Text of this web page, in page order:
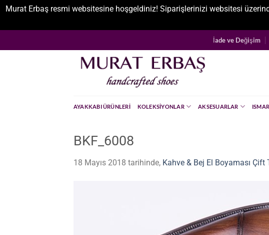
Murat Erbaş resmi websitesine hoşgeldiniz! Siparişlerinizi websitesi
atla
İade ve Değişim
AYAKKABI ÜRÜNLERI KOLEKSIYONLAR AKSESUARLAR
BKF_6008
18 Mayıs 2018 tarihinde, Kahve & Bej El Boyaması Çift